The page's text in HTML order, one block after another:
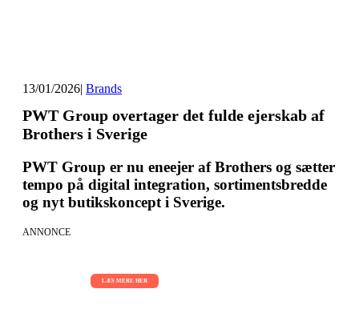
13/01/2026| Brands
PWT Group overtager det fulde ejerskab af
Brothers i Sverige
PWT Group er nu eneejer af Brothers og sætter
tempo på digital integration, sortimentsbredde
og nyt butikskoncept i Sverige.
ANNONCE
LÆS MERE HER